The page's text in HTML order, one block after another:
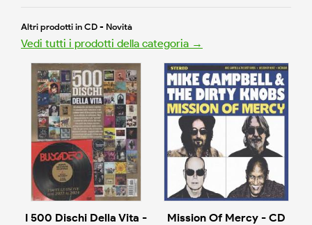
Altri prodotti in CD - Novità
Vedi tutti i prodotti della categoria →
I 500 Dischi Della Vita -
Mission Of Mercy - CD